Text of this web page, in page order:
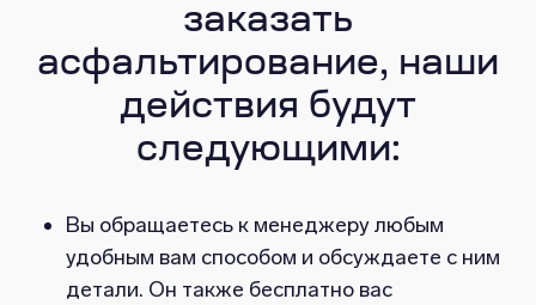
заказать
асфальтирование, наши
действия будут
следующими:
Вы обращаетесь к менеджеру любым
удобным вам способом и обсуждаете с ним
детали. Он также бесплатно вас